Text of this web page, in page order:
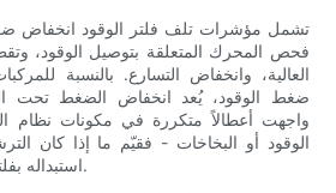
تشمل مؤشرات تلف فلتر الوقود انخفاض
فحص المحرك المتعلقة بتوصيل الوقود،
العالية، وانخفاض التسارع. بالنسبة
ضغط الوقود، يُعد انخفاض الضغط تحت
واجهت أعطالاً متكررة في مكونات نظام
الوقود أو البخاخات - فقيّم ما إذا كان
استبداله بفلتر ذي كفاءة أو سعة أعلى.